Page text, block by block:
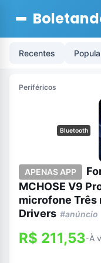
Recentes
Periféricos
Bluetooth
APENAS APP
MCHOSE V9
microfone Três
Drivers #anúncio
R$ 211,53-À